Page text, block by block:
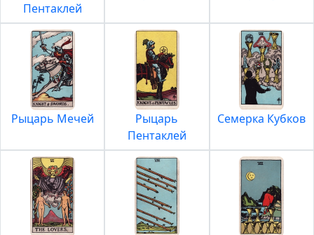
Пентаклей
Рыцарь Мечей
Рыцарь
Пентаклей
Семерка Кубков